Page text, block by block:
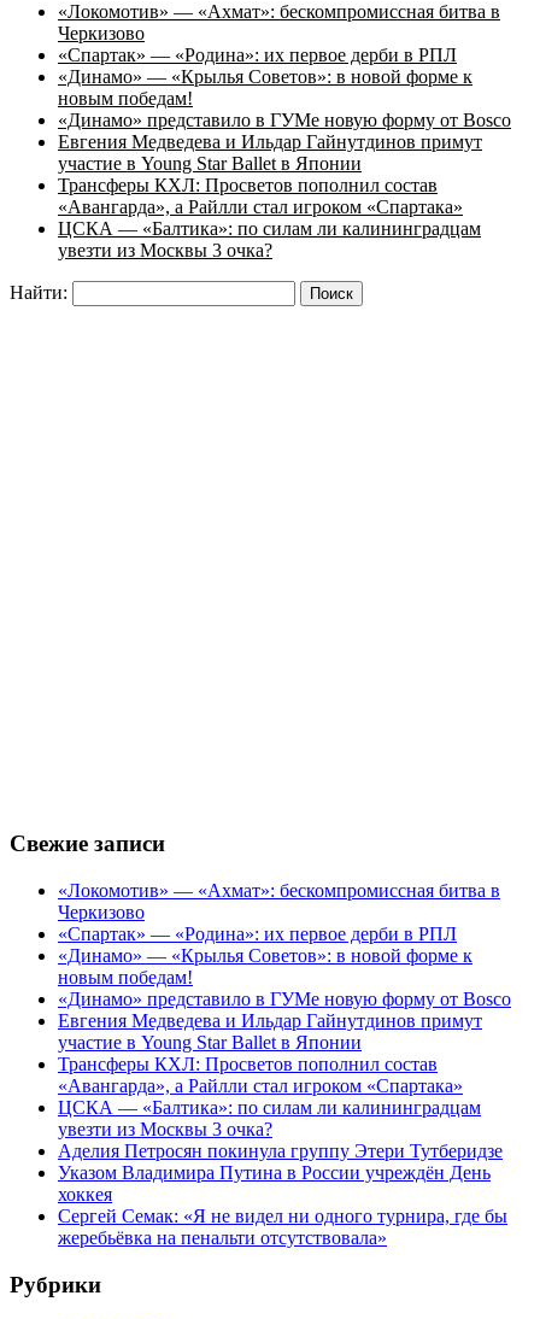
«Локомотив» — «Ахмат»: бескомпромиссная битва в
Черкизово
«Спартак» — «Родина»: их первое дерби в РПЛ
«Динамо» — «Крылья Советов»: в новой форме к
новым победам!
«Динамо» представило в ГУМе новую форму от Bosco
Евгения Медведева и Ильдар Гайнутдинов примут
участие в Young Star Ballet в Японии
Трансферы КХЛ: Просветов пополнил состав
«Авангарда», а Райлли стал игроком «Спартака»
ЦСКА — «Балтика»: по силам ли калининградцам
увезти из Москвы 3 очка?
Найти:
Свежие записи
«Локомотив» — «Ахмат»: бескомпромиссная битва в
Черкизово
«Спартак» — «Родина»: их первое дерби в РПЛ
«Динамо» — «Крылья Советов»: в новой форме к
новым победам!
«Динамо» представило в ГУМе новую форму от Bosco
Евгения Медведева и Ильдар Гайнутдинов примут
участие в Young Star Ballet в Японии
Трансферы КХЛ: Просветов пополнил состав
«Авангарда», а Райлли стал игроком «Спартака»
ЦСКА — «Балтика»: по силам ли калининградцам
увезти из Москвы 3 очка?
Аделия Петросян покинула группу Этери Тутберидзе
Указом Владимира Путина в России учреждён День
хоккея
Сергей Семак: «Я не видел ни одного турнира, где бы
жеребьёвка на пенальти отсутствовала»
Рубрики